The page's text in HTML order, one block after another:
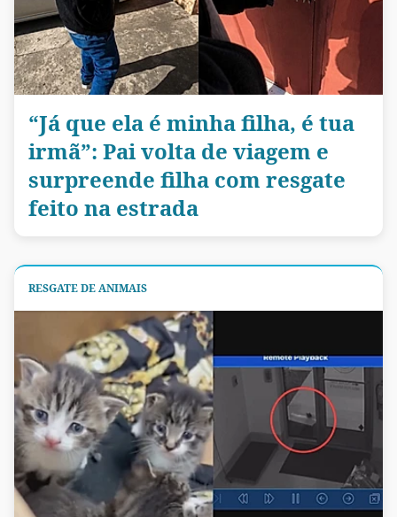
“Já que ela é minha filha, é tua
irmã”: Pai volta de viagem e
surpreende filha com resgate
feito na estrada
RESGATE DE ANIMAIS